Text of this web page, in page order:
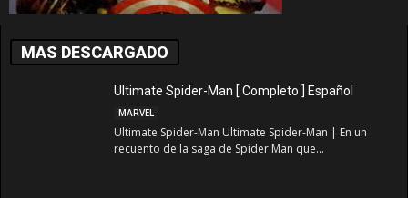
MAS DESCARGADO
Ultimate Spider-Man [ Completo ] Español
MARVEL
Ultimate Spider-Man Ultimate Spider-Man | En un
recuento de la saga de Spider Man que...